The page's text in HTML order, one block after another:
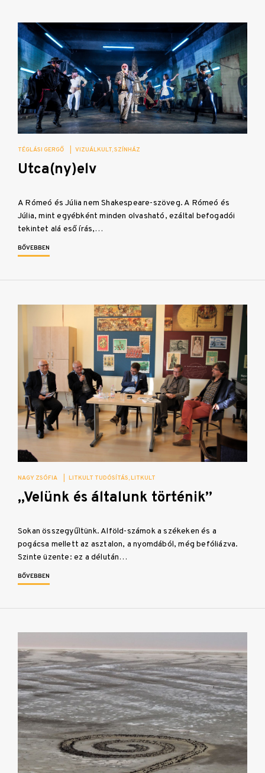
TÉGLÁSI GERGŐ VIZUÁLKULT SZÍNHÁZ
Utca(ny)elv
A Rómeó és Júlia nem Shakespeare-szöveg. A Rómeó és
Júlia, mint egyébként minden olvasható, ezáltal befogadói
tekintet alá eső írás,…
BŐVEBBEN
NAGY ZSÓFIA LITKULT TUDÓSÍTÁS LITKULT
„Velünk és általunk történik”
Sokan összegyűltünk. Alföld-számok a székeken és a
pogácsa mellett az asztalon, a nyomdából, még befóliázva.
Szinte üzente: ez a délután…
BŐVEBBEN